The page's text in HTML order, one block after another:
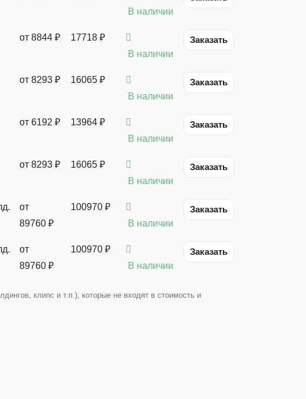
В наличии
от 8844 ₽
17718 ₽
В наличии
Заказать
от 8293 ₽
16065 ₽
В наличии
Заказать
от 6192 ₽
13964 ₽
В наличии
Заказать
от 8293 ₽
16065 ₽
В наличии
Заказать
от
89760 ₽
100970 ₽
В наличии
Заказать
от
89760 ₽
100970 ₽
В наличии
Заказать
клипс и т.п.), которые не входят в стоимость и